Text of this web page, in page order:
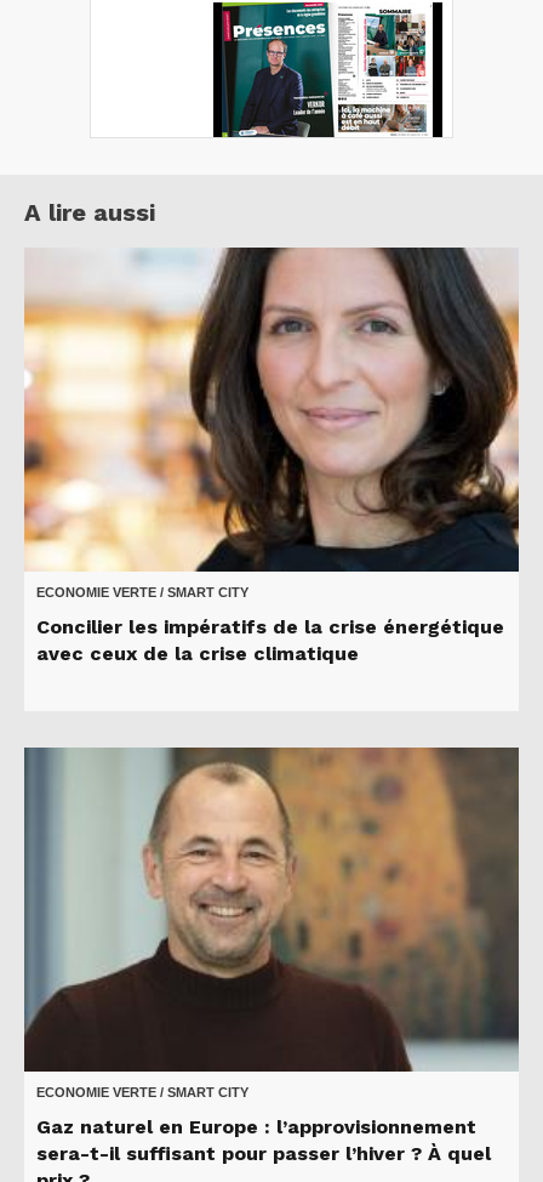
A lire aussi
ECONOMIE VERTE / SMART CITY
Concilier les impératifs de la crise énergétique
avec ceux de la crise climatique
ECONOMIE VERTE / SMART CITY
Gaz naturel en Europe : l’approvisionnement
sera-t-il suffisant pour passer l’hiver ? À quel